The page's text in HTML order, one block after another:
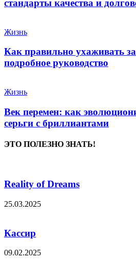
стандарты качества и
Жизнь
Как правильно ухаживать
подробное руководство
Жизнь
Век перемен: как
серьги с бриллиантами
ЭТО ПОЛЕЗНО ЗНАТЬ!
Reality of Dreams
25.03.2025
Кассир
09.02.2025